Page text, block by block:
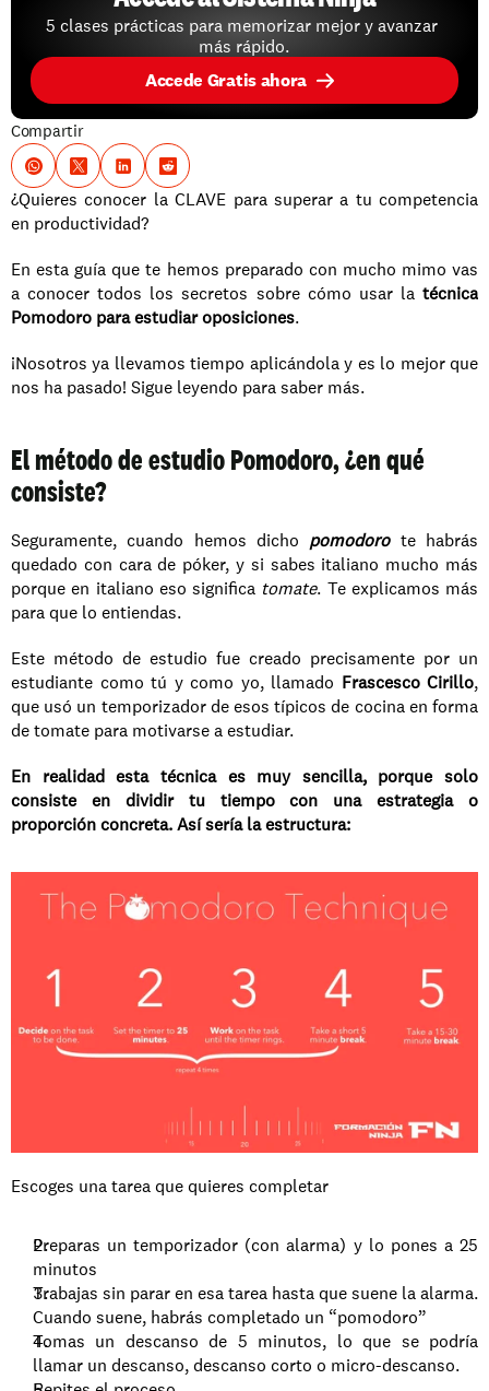
5 clases prácticas para memorizar mejor y avanzar
más rápido.
Accede Gratis ahora
Compartir
¿Quieres conocer la CLAVE para superar a tu competencia
en productividad?
En esta guía que te hemos preparado con mucho mimo vas
a conocer todos los secretos sobre cómo usar la técnica
Pomodoro para estudiar oposiciones.
¡Nosotros ya llevamos tiempo aplicándola y es lo mejor que
nos ha pasado! Sigue leyendo para saber más.
El método de estudio Pomodoro, ¿en qué
consiste?
Seguramente, cuando hemos dicho pomodoro te habrás
quedado con cara de póker, y si sabes italiano mucho más
porque en italiano eso significa tomate. Te explicamos más
para que lo entiendas.
Este método de estudio fue creado precisamente por un
estudiante como tú y como yo, llamado Frascesco Cirillo,
que usó un temporizador de esos típicos de cocina en forma
de tomate para motivarse a estudiar.
En realidad esta técnica es muy sencilla, porque solo
consiste en dividir tu tiempo con una estrategia o
proporción concreta. Así sería la estructura:
Escoges una tarea que quieres completar
Preparas un temporizador (con alarma) y lo pones a 25
minutos
Trabajas sin parar en esa tarea hasta que suene la alarma.
Cuando suene, habrás completado un “pomodoro”
Tomas un descanso de 5 minutos, lo que se podría
llamar un descanso, descanso corto o micro-descanso.